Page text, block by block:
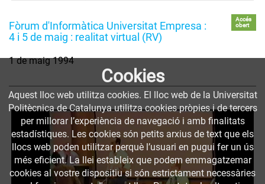
Fòrum d'Informàtica Universitat Empresa :
4 i 5 de maig : realitat virtual (RV)
Accés
obert
1 de maig 1994
Cookies
Aquest lloc web utilitza cookies. El lloc web de la Universitat
Politècnica de Catalunya utilitza cookies pròpies i de tercers
per millorar l’experiència de navegació i amb finalitats
estadístiques. Les cookies són petits arxius de text que els
llocs web poden utilitzar perquè l’usuari en pugui fer un ús
més eficient. La llei estableix que podem emmagatzemar
cookies al vostre dispositiu si són estrictament necessàries